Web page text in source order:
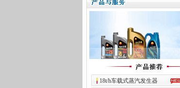
18t/h车载式蒸汽发生器